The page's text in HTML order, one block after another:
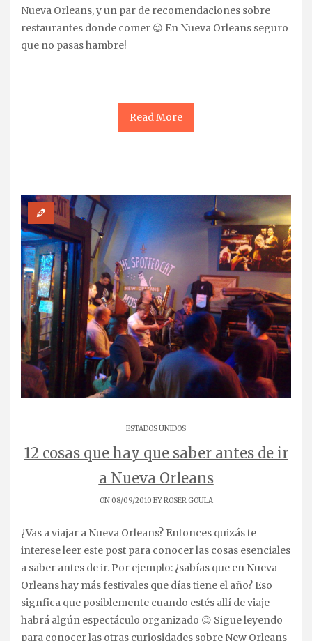
Nueva Orleans, y un par de recomendaciones sobre
restaurantes donde comer 😉 En Nueva Orleans seguro
que no pasas hambre!
Read More
ESTADOS UNIDOS
12 cosas que hay que saber antes de ir
a Nueva Orleans
ON 08/09/2010 BYROSER GOULA
¿Vas a viajar a Nueva Orleans? Entonces quizás te
interese leer este post para conocer las cosas esenciales
a saber antes de ir. Por ejemplo: ¿sabías que en Nueva
Orleans hay más festivales que días tiene el año? Eso
signfica que posiblemente cuando estés allí de viaje
habrá algún espectáculo organizado 😉 Sigue leyendo
para conocer las otras curiosidades sobre New Orleans